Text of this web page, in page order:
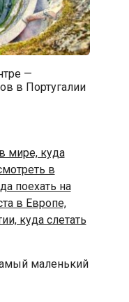
—
в Португалии
маленький